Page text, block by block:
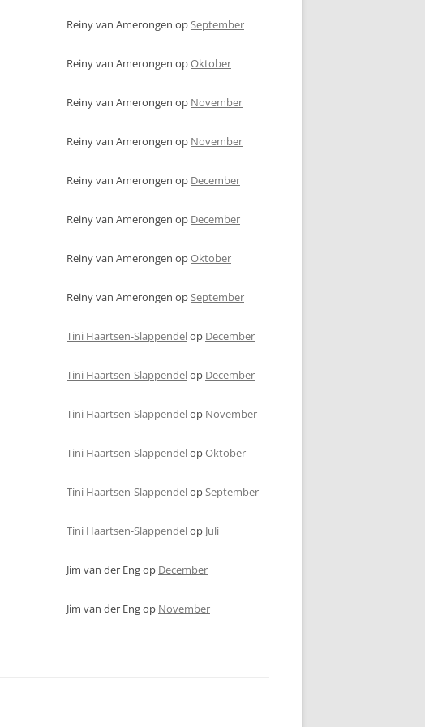
Reiny van Amerongen opSeptember
Reiny van Amerongen opOktober
Reiny van Amerongen op November
Reiny van Amerongen op November
Reiny van Amerongen op December
Reiny van Amerongen op December
Reiny van Amerongen opOktober
Reiny van Amerongen opSeptember
Tini Haartsen-Slappendelop December
Tini Haartsen-Slappendelop December
Tini Haartsen-Slappendelop November
Tini Haartsen-SlappendelopOktober
Tini Haartsen-SlappendelopSeptember
Tini Haartsen-Slappendelop Juli
Jim van der Engop December
Jim van der Engop November